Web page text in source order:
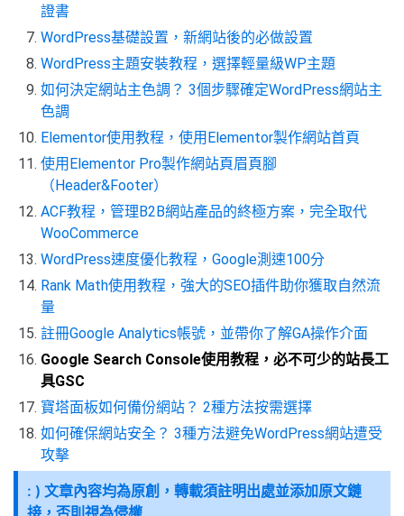
證書
WordPress基礎設置，新網站後的必做設置
WordPress主題安裝教程，選擇輕量級WP主題
如何決定網站主色調？ 3個步驟確定WordPress網站主
色調
Elementor使用教程，使用Elementor製作網站首頁
使用Elementor Pro製作網站頁眉頁腳
（Header&Footer）
ACF教程，管理B2B網站產品的終極方案，完全取代
WooCommerce
WordPress速度優化教程，Google測速100分
Rank Math使用教程，強大的SEO插件助你獲取自然流
量
註冊Google Analytics帳號，並帶你了解GA操作介面
Google Search Console使用教程，必不可少的站長工
具GSC
寶塔面板如何備份網站？ 2種方法按需選擇
如何確保網站安全？ 3種方法避免WordPress網站遭受
攻擊
: ) 文章內容均為原創，轉載須註明出處並添加原文鏈